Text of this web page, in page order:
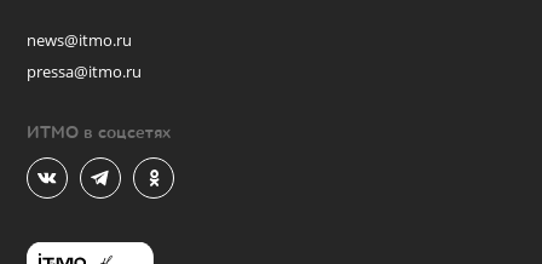
news@itmo.ru
pressa@itmo.ru
ИТМО в соцсетях